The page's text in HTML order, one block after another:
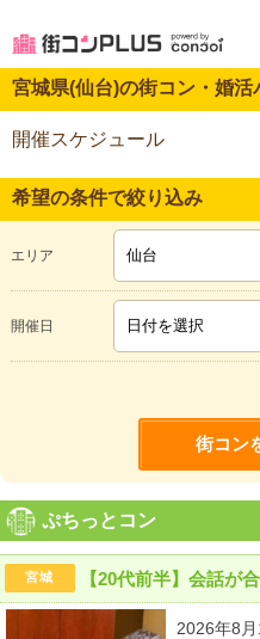
宮城県(仙台)の街コン・婚活
開催スケジュール
希望の条件で絞り込み
エリア
開催日
ぷちっとコン
宮城 【20代前半】会話が
2026年8